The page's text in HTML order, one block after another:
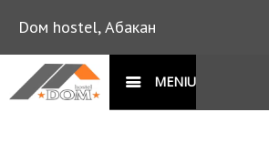
Dом hostel, Абакан
MENIU